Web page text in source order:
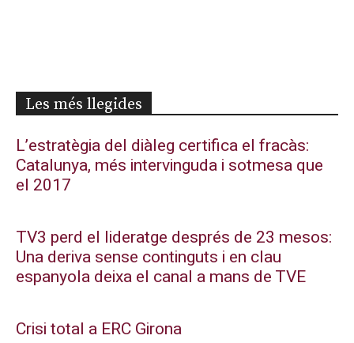
Les més llegides
L’estratègia del diàleg certifica el fracàs:
Catalunya, més intervinguda i sotmesa que
el 2017
TV3 perd el lideratge després de 23 mesos:
Una deriva sense continguts i en clau
espanyola deixa el canal a mans de TVE
Crisi total a ERC Girona